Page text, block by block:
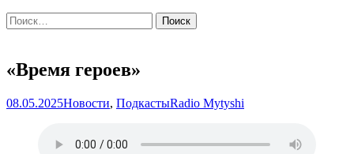
Найти:
«Время героев»
08.05.2025Новости, ПодкастыRadio Mytyshi